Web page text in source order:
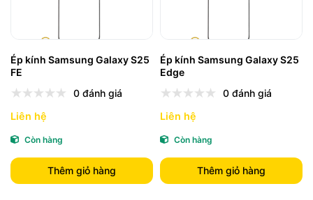
Ép kính Samsung Galaxy S25
FE
0 đánh giá
Liên hệ
Còn hàng
Thêm giỏ hàng
Ép kính Samsung Galaxy S25
Edge
0 đánh giá
Liên hệ
Còn hàng
Thêm giỏ hàng